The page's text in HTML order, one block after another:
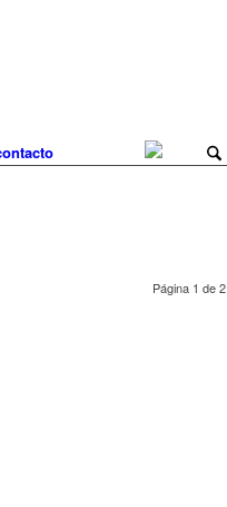
Página 1 de 2